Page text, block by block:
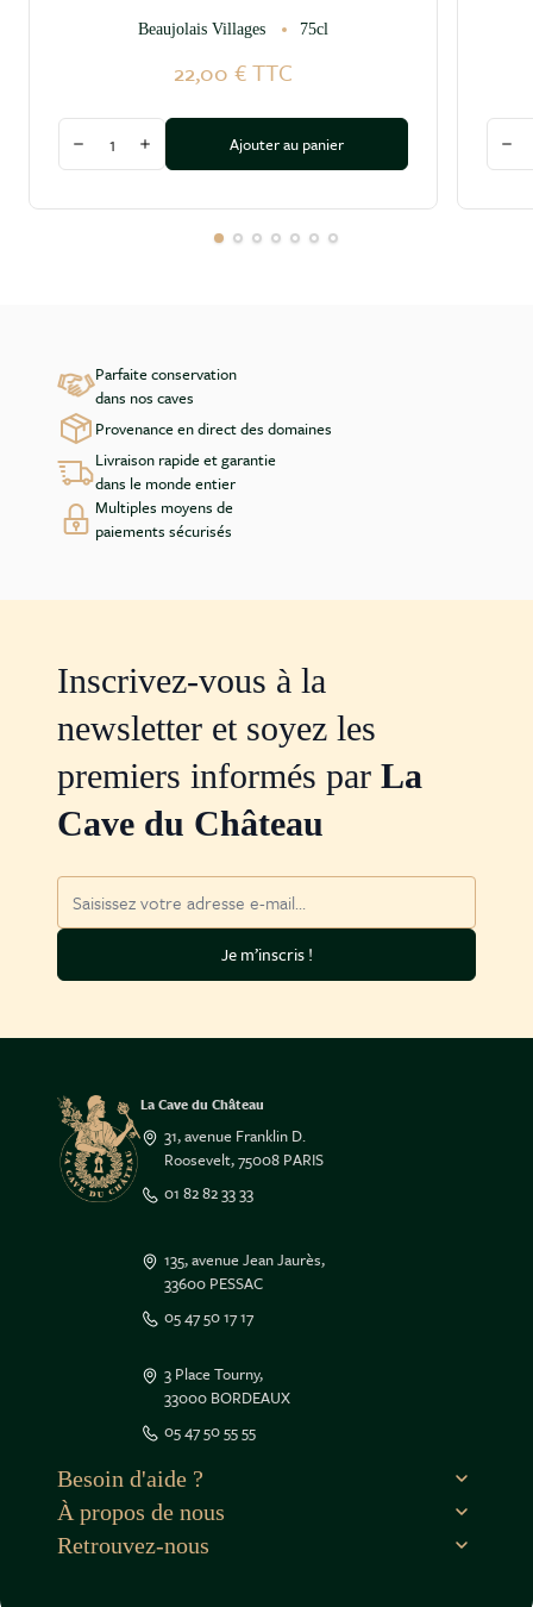
Beaujolais Villages 75cl
22,00 €TTC
Diminuer la quantité
Augmenter la quantité
Ajouter au panier
Parfaite conservation
dans nos caves
Provenance en direct des domaines
Livraison rapide et garantie
dans le monde entier
Multiples moyens de
paiements sécurisés
Inscrivez-vous à la
newsletter et soyez les
premiers informés par La
Cave du Château
Je m’inscris !
La Cave du Château
31, avenue Franklin D.
Roosevelt, 75008 PARIS
01 82 82 33 33
135, avenue Jean Jaurès,
33600 PESSAC
05 47 50 17 17
3 Place Tourny,
33000 BORDEAUX
05 47 50 55 55
Besoin d'aide ?
À propos de nous
Retrouvez-nous